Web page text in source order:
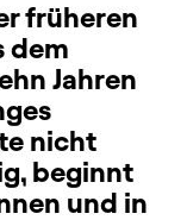
früheren
dem
Jahren
nicht
beginnt
und in